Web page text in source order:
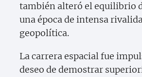
también alteró el equilibrio
una época de intensa
geopolítica.
La carrera espacial fue
deseo de demostrar